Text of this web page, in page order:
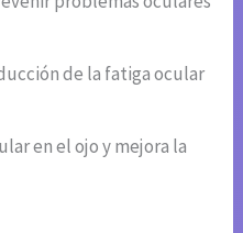
de la fatiga ocular
en el ojo y mejora la